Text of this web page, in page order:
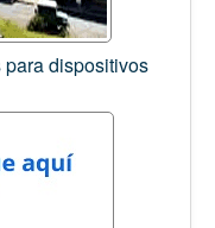
dispositivos